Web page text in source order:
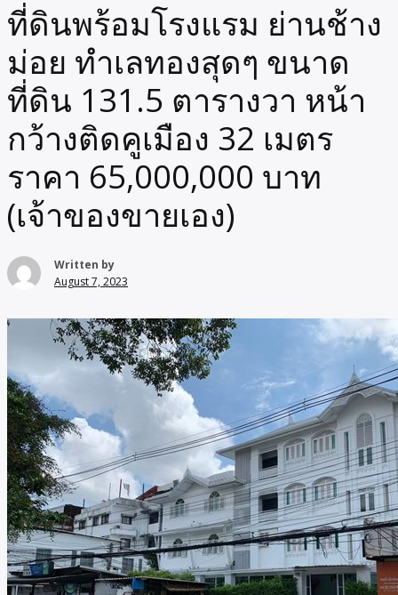
ที่ดินพร้อมโรงแรม ย่านช้าง
ม่อย ทำเลทองสุดๆ ขนาด
ที่ดิน 131.5 ตารางวา หน้า
กว้างติดคูเมือง 32 เมตร
ราคา 65,000,000 บาท
(เจ้าของขายเอง)
Written by
August 7, 2023